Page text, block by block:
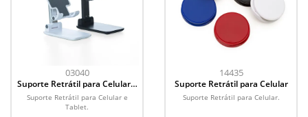
03040
Suporte Retrátil para Celular e
Tablet
Suporte Retrátil para Celular e
Tablet.
14435
Suporte Retrátil para Celular
Suporte Retrátil para Celular.